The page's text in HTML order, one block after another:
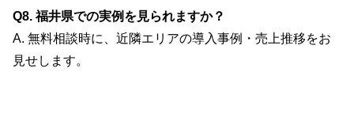
Q8. 福井県での実例を見られますか？
A. 無料相談時に、近隣エリアの導入事例・売上推移をお
見せします。